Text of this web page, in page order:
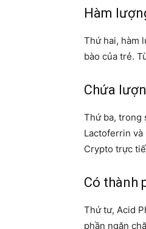
Hàm
Thứ hai, hàm
bào của trẻ.
Chứa
Thứ ba, trong
Lactoferrin
Crypto trực
Có thành
Thứ tư, Acid
phần ngăn